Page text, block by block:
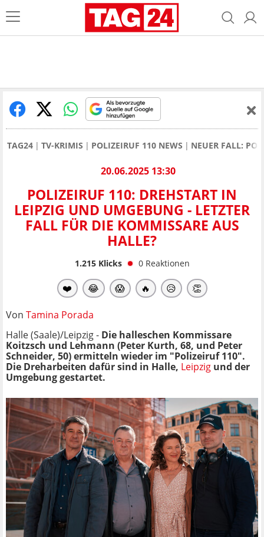
TAG24 TV-KRIMIS POLIZEIRUF 110 NEWS NEUER FALL:
20.06.2025 13:30
POLIZEIRUF 110: DREHSTART IN
LEIPZIG UND UMGEBUNG - LETZTER
FALL FÜR DIE KOMMISSARE AUS
HALLE?
1.215Klicks 0 Reaktionen
❤️ 😂 😱 🔥 😥 👏
Von Tamina Porada
Halle (Saale)/Leipzig - Die halleschen Kommissare
Koitzsch und Lehmann (Peter Kurth, 68, und Peter
Schneider, 50) ermitteln wieder im "Polizeiruf 110".
Die Dreharbeiten dafür sind in Halle, Leipzig und der
Umgebung gestartet.